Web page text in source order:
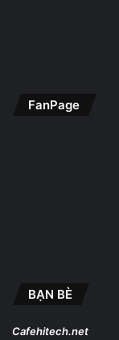
FanPage
BẠN BÈ
Cafehitech.net